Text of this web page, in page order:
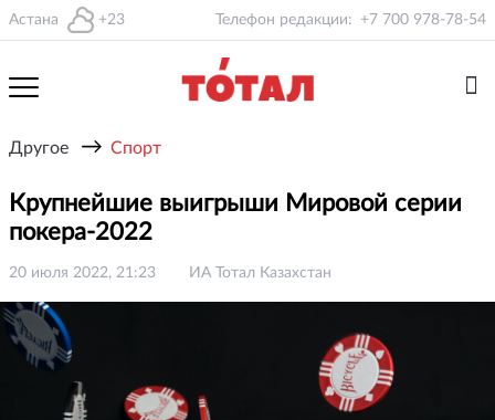
Астана +23 Телефон редакции: +7 700 978-78-54
Другое → Спорт
Крупнейшие выигрыши Мировой серии
покера-2022
20 июля 2022, 21:23 ИА Тотал Казахстан